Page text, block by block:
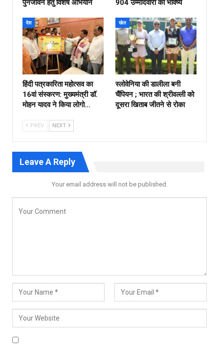
पुनर्जीवन हेतु विशेष अभियान 904 उम्मीदवारों का भविष्य
देश
हिंदी पत्रकारिता महोत्सव का
16वां संस्करण: मुख्यमंत्री डॉ.
मोहन यादव ने किया लोगो…
खेल
स्लोवेनिया की डालीला बनी
चैंपियन ; भारत की श्रीवल्ली को
दूसरा खिताब जीतने से रोका
PREV NEXT
Leave A Reply
Your email address will not be published.